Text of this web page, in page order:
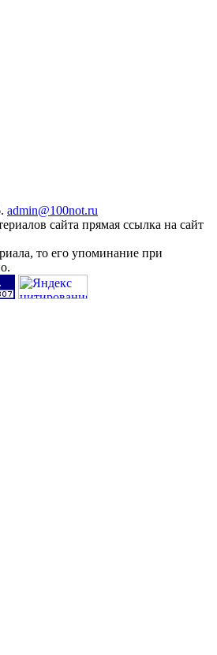
admin@100not.ru
сайта прямая ссылка на сайт
то его упоминание при